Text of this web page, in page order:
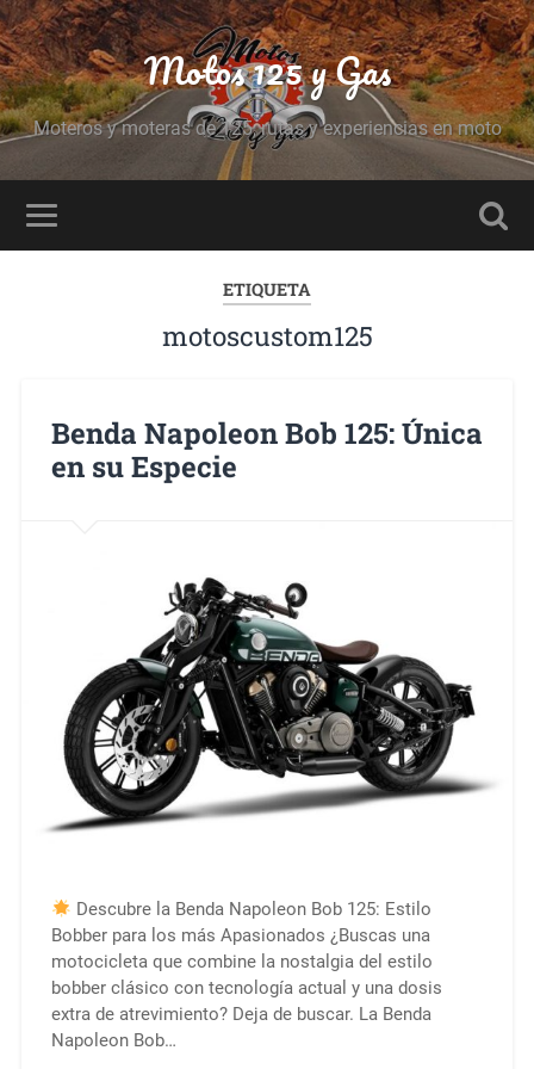
Motos 125 y Gas
Moteros y moteras de 125, rutas y experiencias en moto
ETIQUETA
motoscustom125
Benda Napoleon Bob 125: Única
en su Especie
Descubre la Benda Napoleon Bob 125: Estilo
Bobber para los más Apasionados ¿Buscas una
motocicleta que combine la nostalgia del estilo
bobber clásico con tecnología actual y una dosis
extra de atrevimiento? Deja de buscar. La Benda
Napoleon Bob…